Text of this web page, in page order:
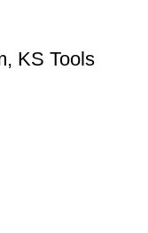
KS Tools